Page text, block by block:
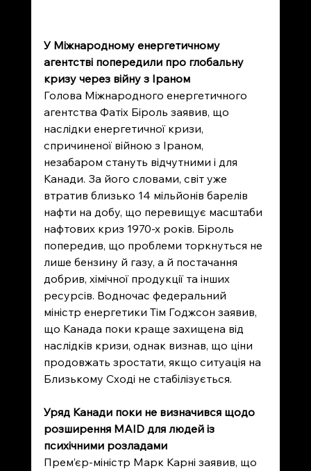
У Міжнародному енергетичному
агентстві попередили про глобальну
кризу через війну з Іраном
Голова Міжнародного енергетичного
агентства Фатіх Біроль заявив, що
наслідки енергетичної кризи,
спричиненої війною з Іраном,
незабаром стануть відчутними і для
Канади. За його словами, світ уже
втратив близько 14 мільйонів барелів
нафти на добу, що перевищує масштаби
нафтових криз 1970-х років. Біроль
попередив, що проблеми торкнуться не
лише бензину й газу, а й постачання
добрив, хімічної продукції та інших
ресурсів. Водночас федеральний
міністр енергетики Тім Годжсон заявив,
що Канада поки краще захищена від
наслідків кризи, однак визнав, що ціни
продовжать зростати, якщо ситуація на
Близькому Сході не стабілізується.
Уряд Канади поки не визначився щодо
розширення MAID для людей із
психічними розладами
Прем’єр-міністр Марк Карні заявив, що